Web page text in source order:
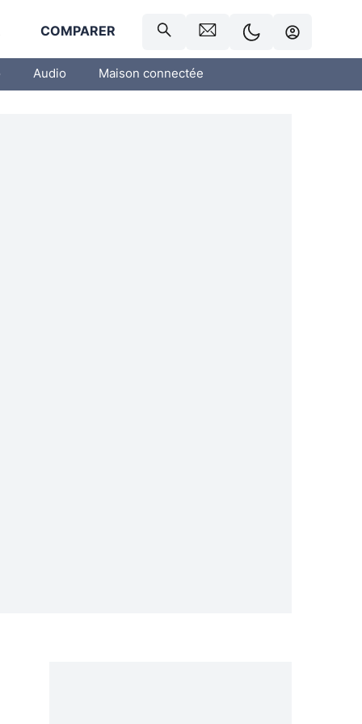
COMPARER
Audio Maison connectée